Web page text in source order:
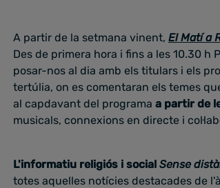
A partir de la setmana vinent, El Matí a
Des de primera hora i fins a les 10.30 h
posar-nos al dia amb els titulars i els
tertúlia, on es comentaran els temes
al capdavant del programa a partir de
musicals, connexions en directe i
L'informatiu religiós i social Sense
totes aquelles notícies destacades de